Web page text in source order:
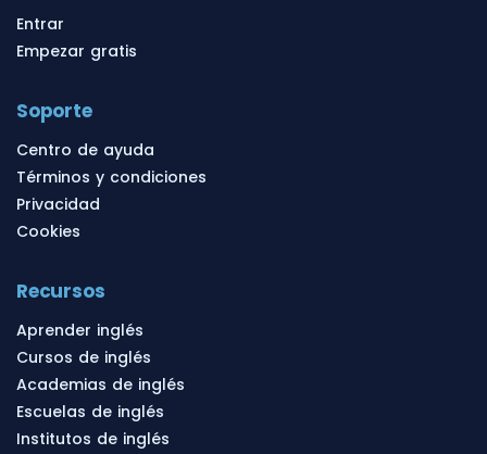
Entrar
Empezar gratis
Soporte
Centro de ayuda
Términos y condiciones
Privacidad
Cookies
Recursos
Aprender inglés
Cursos de inglés
Academias de inglés
Escuelas de inglés
Institutos de inglés